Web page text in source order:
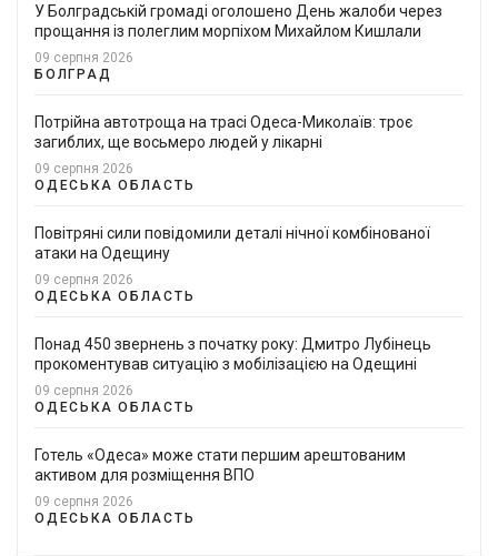
У Болградській громаді оголошено День жалоби через
прощання із полеглим морпіхом Михайлом Кишлали
09 серпня 2026
БОЛГРАД
Потрійна автотроща на трасі Одеса-Миколаїв: троє
загиблих, ще восьмеро людей у лікарні
09 серпня 2026
ОДЕСЬКА ОБЛАСТЬ
Повітряні сили повідомили деталі нічної комбінованої
атаки на Одещину
09 серпня 2026
ОДЕСЬКА ОБЛАСТЬ
Понад 450 звернень з початку року: Дмитро Лубінець
прокоментував ситуацію з мобілізацією на Одещині
09 серпня 2026
ОДЕСЬКА ОБЛАСТЬ
Готель «Одеса» може стати першим арештованим
активом для розміщення ВПО
09 серпня 2026
ОДЕСЬКА ОБЛАСТЬ